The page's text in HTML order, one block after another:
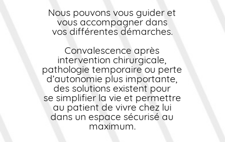
Nous pouvons vous guider et
vous accompagner dans
vos différentes démarches.
Convalescence après
intervention chirurgicale,
pathologie temporaire ou perte
d’autonomie plus importante,
des solutions existent pour
se simplifier la vie et permettre
au patient de vivre chez lui
dans un espace sécurisé au
maximum.